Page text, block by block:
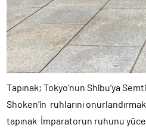
Tapınak; Tokyo’nun Shibu’ya
Shoken’in ruhlarını
tapınak İmparatorun ruhunu